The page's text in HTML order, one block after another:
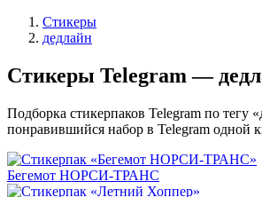
Стикеры
дедлайн
Стикеры Telegram —
Подборка стикерпаков Telegram по тегу
понравившийся набор в Telegram одной
Бегемот НОРСИ-ТРАНС